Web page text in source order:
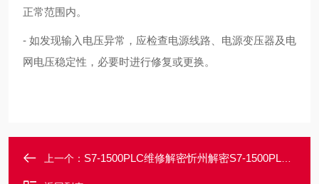
正常范围内。
- 如发现输入电压异常，应检查电源线路、电源变压器及电
网电压稳定性，必要时进行修复或更换。
上一个： S7-1500PLC维修解密忻州解密S7-1500PLC程序密码破解解除在付费